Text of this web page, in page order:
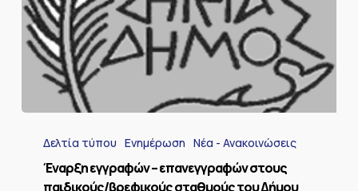
εγγραφών
επανεγγραφών
στους
Δελτία τύπου Ενημέρωση Νέα - Ανακοινώσεις
Έναρξη εγγραφών – επανεγγραφών στους
παιδικούς/βρεφικούς σταθμούς του Δήμου